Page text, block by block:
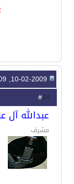
64
عبدالله آل
مشرف